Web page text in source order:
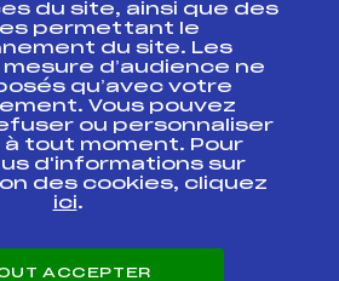
fédéral
fédéral
Formation, Suivi
professionnel
du site, ainsi que des
permettant le
du site. Les
d’audience ne
qu’avec votre
Vous pouvez
ou personnaliser
à tout moment. Pour
d'informations sur
des cookies, cliquez
ici.
ACCEPTER